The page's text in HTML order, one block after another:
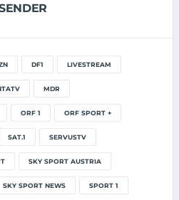
DF1 LIVESTREAM
MDR
ORF 1 ORF SPORT +
SAT.1 SERVUSTV
SKY SPORT AUSTRIA
SKY SPORT NEWS SPORT 1